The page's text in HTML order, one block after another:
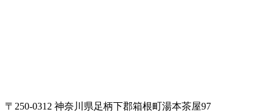
〒250-0312 神奈川県足柄下郡箱根町湯本茶屋97